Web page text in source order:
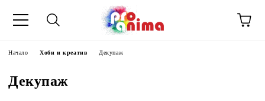
Начало Хоби и креатив Декупаж
Декупаж